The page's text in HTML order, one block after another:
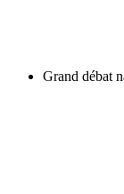
Grand débat